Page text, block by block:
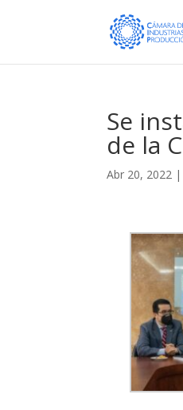
Se
de la
Abr 20, 2022 |